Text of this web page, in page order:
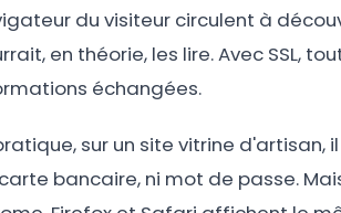
du visiteur circulent à
en théorie, les lire. Avec SSL,
échangées.
sur un site vitrine
bancaire, ni mot de passe.